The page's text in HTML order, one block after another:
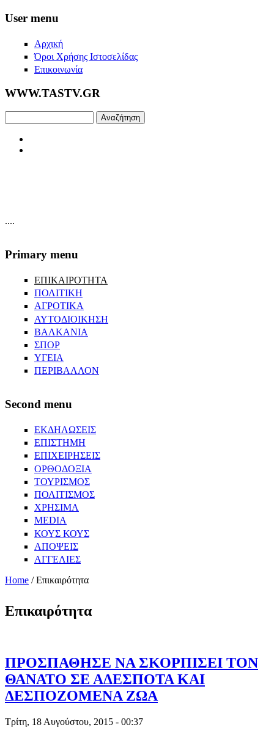
Skip to main content
User menu
Αρχική
Όροι Χρήσης Ιστοσελίδας
Επικοινωνία
WWW.TASTV.GR
....
Primary menu
ΕΠΙΚΑΙΡΟΤΗΤΑ
ΠΟΛΙΤΙΚΗ
ΑΓΡΟΤΙΚΑ
ΑΥΤΟΔΙΟΙΚΗΣΗ
ΒΑΛΚΑΝΙΑ
ΣΠΟΡ
ΥΓΕΙΑ
ΠΕΡΙΒΑΛΛΟΝ
Second menu
ΕΚΔΗΛΩΣΕΙΣ
ΕΠΙΣΤΗΜΗ
ΕΠΙΧΕΙΡΗΣΕΙΣ
ΟΡΘΟΔΟΞΙΑ
ΤΟΥΡΙΣΜΟΣ
ΠΟΛΙΤΙΣΜΟΣ
ΧΡΗΣΙΜΑ
MEDIA
ΚΟΥΣ ΚΟΥΣ
ΑΠΟΨΕΙΣ
ΑΓΓΕΛΙΕΣ
Home / Επικαιρότητα
Επικαιρότητα
ΠΡΟΣΠΑΘΗΣΕ ΝΑ ΣΚΟΡΠΙΣΕΙ ΤΟΝ
ΘΑΝΑΤΟ ΣΕ ΑΔΕΣΠΟΤΑ ΚΑΙ
ΔΕΣΠΟΖΟΜΕΝΑ ΖΩΑ
Τρίτη, 18 Αυγούστου, 2015 - 00:37